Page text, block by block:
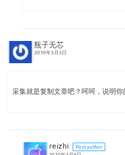
瓶子无芯
2010年3月3日
采集就是复制文章吧？呵呵，说明你
reizhi
Post author